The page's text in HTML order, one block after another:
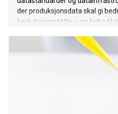
der produksjonsdata skal gi
beslutningsstøtte – og bidra til